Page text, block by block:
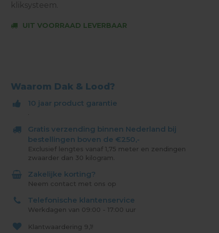
kliksysteem.
UIT VOORRAAD LEVERBAAR
Waarom Dak & Lood?
10 jaar product garantie
.
Gratis verzending binnen Nederland bij
bestellingen boven de €250,-
Exclusief lengtes vanaf 1,75 meter en zendingen
zwaarder dan 30 kilogram.
Zakelijke korting?
Neem contact met ons op
Telefonische klantenservice
Werkdagen van 09:00 - 17:00 uur
Klantwaardering 9,1!